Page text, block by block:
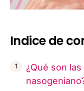
Indice de
¿Qué son